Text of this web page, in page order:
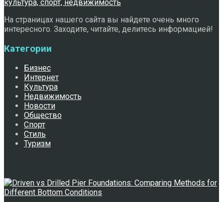
На страницах нашего сайта вы найдете очень много
интересного. Заходите, читайте, делитесь информацией!
Категории
Бизнес
Интернет
Культура
Недвижимость
Новости
Общество
Спорт
Стиль
Туризм